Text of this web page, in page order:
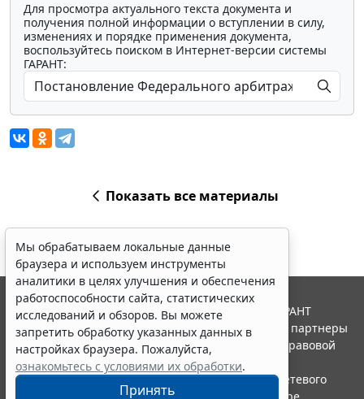
Для просмотра актуального текста документа и
получения полной информации о вступлении в силу,
изменениях и порядке применения документа,
воспользуйтесь поиском в Интернет-версии системы
ГАРАНТ:
Показать все материалы
Мы обрабатываем локальные данные
браузера и используем инструменты
аналитики в целях улучшения и обеспечения
работоспособности сайта, статистических
исследований и обзоров. Вы можете
запретить обработку указанных данных в
настройках браузера. Пожалуйста,
ознакомьтесь с условиями их обработки.
Принять
© ООО "НПП "ГАРАНТ-СЕРВИС", 2026. Система ГАРАНТ
выпускается с 1990 года. Компания "Гарант" и ее партнеры
являются участниками Российской ассоциации правовой
информации ГАРАНТ.
Портал ГАРАНТ.РУ зарегистрирован в качестве сетевого